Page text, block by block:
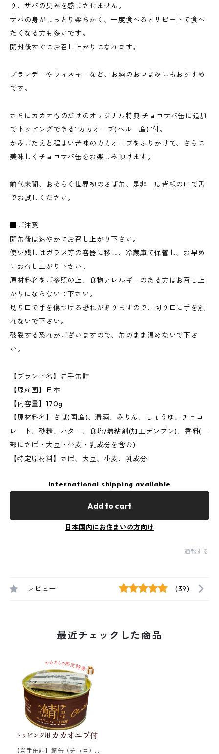
り、サバの臭みを感じさせません。
サバの身がしっとり柔らかく、一度食べるとリピートで食べ
たくなる方も多いです。
開封後すぐにお召し上がりになれます。
ブランデーやウィスキーなど、お酒のおつまみにもおすすめ
です。
さらにカカオものだけのオリジナル特典 チョコサバ缶に追加
でトッピングできる”カカオニブ(ペルー産)”付。
かみごたえと程よい苦味のカカオニブをふりかけて、さらに
美味しくチョコサバ缶をお楽しみ頂けます。
前代未聞、おそらく世界初のさば缶、是非一度皆様の口で舌
でお試しください。
■ご注意
開缶後は速やかにお召し上がり下さい。
使い残しはガラス等の容器に移し、冷蔵庫で保管し、お早め
にお召し上がり下さい。
原材料名をご参照の上、食物アレルギーのある方はお召し上
がりにならないで下さい。
切り口で手を傷つける恐れがありますので、切り口に手を触
れないで下さい。
破裂する恐れがございますので、缶のまま温めないで下さ
い。
【ブランド名】岩手缶詰
【原産国】日本
【内容量】170g
【原材料名】さば(国産)、清酒、みりん、しょうゆ、チョコ
レート、砂糖、バター、食塩/増粘剤(加工デンプン)、香料(一
部にさば・大豆・小麦・乳成分を含む)
【特定原材料】さば、大豆、小麦、乳成分
International shipping available
Add to cart
日本国内にお住まいの方向け
通報する
レビュー (39)
最近チェックした商品
【岩手缶詰】鯖缶（チョコ）